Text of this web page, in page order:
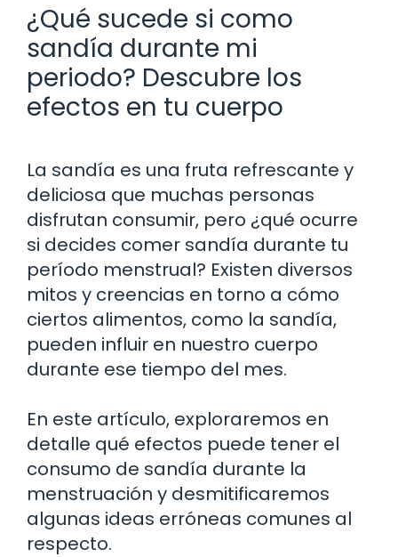
¿Qué sucede si como
sandía durante mi
periodo? Descubre los
efectos en tu cuerpo
La sandía es una fruta refrescante y
deliciosa que muchas personas
disfrutan consumir, pero ¿qué ocurre
si decides comer sandía durante tu
período menstrual? Existen diversos
mitos y creencias en torno a cómo
ciertos alimentos, como la sandía,
pueden influir en nuestro cuerpo
durante ese tiempo del mes.
En este artículo, exploraremos en
detalle qué efectos puede tener el
consumo de sandía durante la
menstruación y desmitificaremos
algunas ideas erróneas comunes al
respecto.